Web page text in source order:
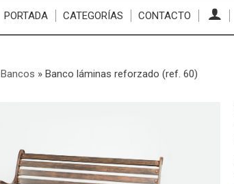
PORTADA CATEGORÍAS CONTACTO
Bancos » Banco láminas reforzado (ref. 60)